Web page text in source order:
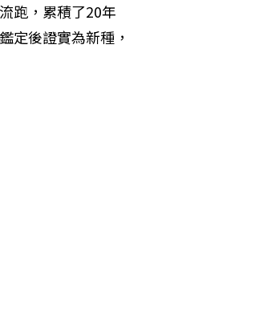
跑，累積了20年
定後證實為新種，